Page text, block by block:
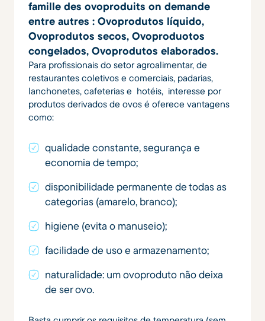
famille des ovoproduits on demande
entre autres : Ovoprodutos líquido,
Ovoprodutos secos, Ovoproduotos
congelados, Ovoprodutos elaborados.
Para profissionais do setor agroalimentar, de
restaurantes coletivos e comerciais, padarias,
lanchonetes, cafeterias e hotéis, interesse por
produtos derivados de ovos é oferece vantagens
como:
qualidade constante, segurança e
economia de tempo;
disponibilidade permanente de todas as
categorias (amarelo, branco);
higiene (evita o manuseio);
facilidade de uso e armazenamento;
naturalidade: um ovoproduto não deixa
de ser ovo.